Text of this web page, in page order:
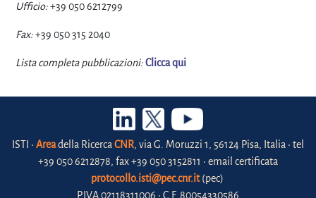
Ufficio:+39 050 6212799
Fax:+39 050 315 2040
Lista completa pubblicazioni:Clicca qui
ISTI • Areadella Ricerca CNR, via G. Moruzzi 1, 56124 Pisa, Italia • tel
+39 050 6212878, fax +39 050 3152811 • email certificata
protocollo.isti@pec.cnr.it(pec)
P.IVA 02118311006 • C.F. 80054330586